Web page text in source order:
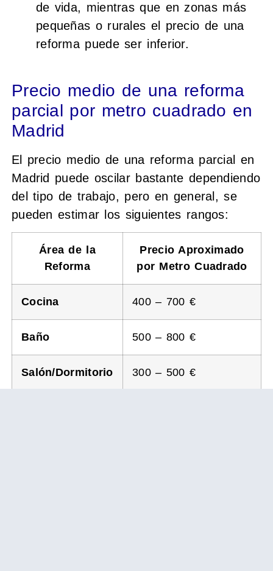
de vida, mientras que en zonas más
pequeñas o rurales el precio de una
reforma puede ser inferior.
Precio medio de una reforma
parcial por metro cuadrado en
Madrid
El precio medio de una reforma parcial en
Madrid puede oscilar bastante dependiendo
del tipo de trabajo, pero en general, se
pueden estimar los siguientes rangos:
Área de la
Reforma
Precio Aproximado
por Metro Cuadrado
Cocina 400 – 700 €
Baño 500 – 800 €
Salón/Dormitorio 300 – 500 €